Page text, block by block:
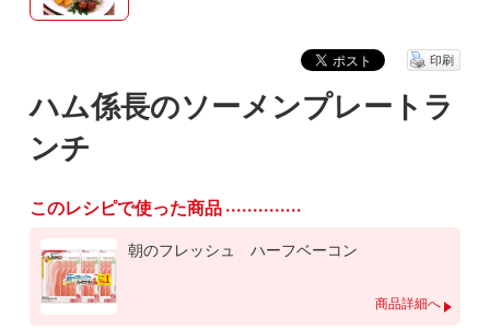
ハム係長のソーメンプレートラ
ンチ
印刷
このレシピで使った商品
朝のフレッシュ ハーフベーコン
商品詳細へ